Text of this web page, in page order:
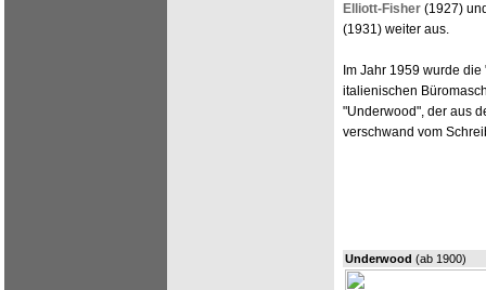
Elliott-Fisher (1927)
(1931) weiter aus.
Im Jahr 1959 wurde
italienischen
"Underwood", der aus
verschwand vom
Underwood (ab 1900)